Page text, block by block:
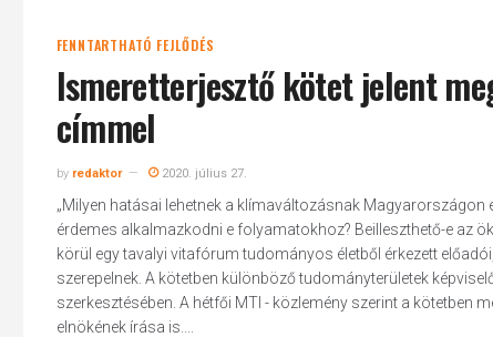
FENNTARTHATÓ FEJLŐDÉS
Ismeretterjesztő kötet jelent
címmel
by redaktor 2020. július 27.
„Milyen hatásai lehetnek a klímaváltozásnak Magyarországon
érdemes alkalmazkodni e folyamatokhoz? Beilleszthető-e az
körül egy tavalyi vitafórum tudományos életből érkezett
szerepelnek. A kötetben különböző tudományterületek
szerkesztésében. A hétfői MTI - közlemény szerint a kötetben
elnökének írása is....